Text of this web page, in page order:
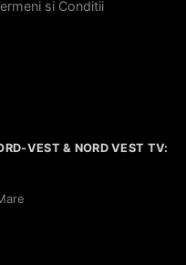
si Conditii
VEST & NORD VEST TV: